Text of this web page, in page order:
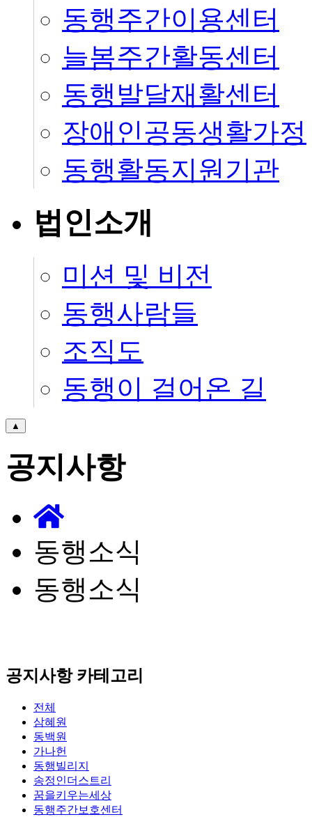
동행주간이용센터
늘봄주간활동센터
동행발달재활센터
장애인공동생활가정
동행활동지원기관
법인소개
미션 및 비전
동행사람들
조직도
동행이 걸어온 길
▲
공지사항
동행소식
동행소식
공지사항 카테고리
전체
삼혜원
동백원
가나헌
동행빌리지
송정인더스트리
꿈을키우는세상
동행주간보호센터